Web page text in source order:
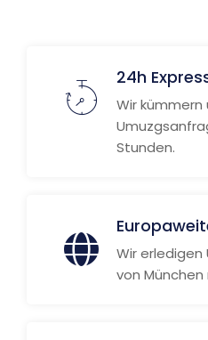
24h
Wir kümmern
Stunden.
Wir
von München